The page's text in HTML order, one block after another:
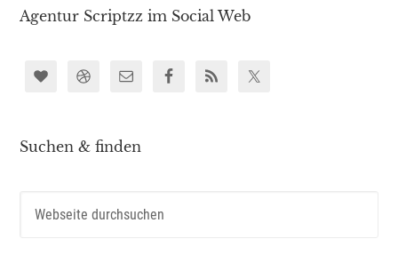
Agentur Scriptzz im Social Web
Suchen & finden